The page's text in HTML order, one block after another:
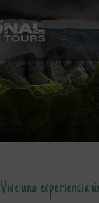
Vive una experiencia